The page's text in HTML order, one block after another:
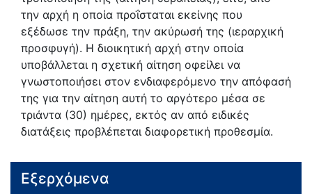
την αρχή η οποία προΐσταται εκείνης που
εξέδωσε την πράξη, την ακύρωσή της (ιεραρχική
προσφυγή). Η διοικητική αρχή στην οποία
υποβάλλεται η σχετική αίτηση οφείλει να
γνωστοποιήσει στον ενδιαφερόμενο την απόφασή
της για την αίτηση αυτή το αργότερο μέσα σε
τριάντα (30) ημέρες, εκτός αν από ειδικές
διατάξεις προβλέπεται διαφορετική προθεσμία.
Εξερχόμενα